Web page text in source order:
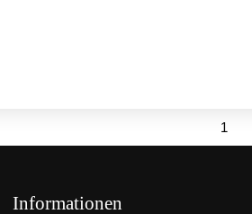
1
Informationen